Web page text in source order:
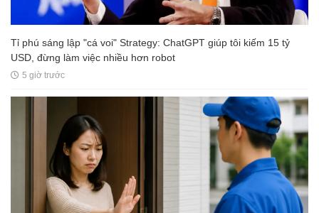
Tỉ phú sáng lập "cá voi" Strategy: ChatGPT giúp tôi kiếm 15 tỷ
USD, đừng làm việc nhiều hơn robot
5 giờ trước